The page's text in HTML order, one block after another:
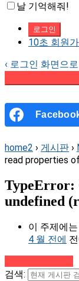
날 기억해줘!
10초 회원
‹ 로그인 화면으로
home2 › 게시판 ›
read properties
TypeError:
undefined
이 주제에
4 월 전에
검색: